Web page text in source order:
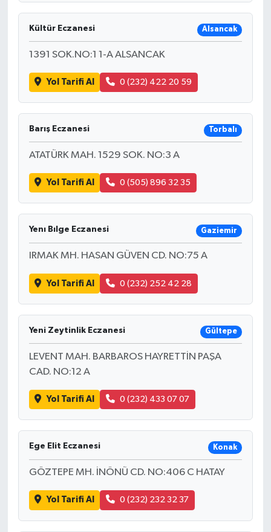
Kültür Eczanesi Alsancak
1391 SOK.NO:1 1-A ALSANCAK
Yol Tarifi Al 0 (232) 422 20 59
Barış Eczanesi Torbalı
ATATÜRK MAH. 1529 SOK. NO:3 A
Yol Tarifi Al 0 (505) 896 32 35
Yenı Bılge Eczanesi Gaziemir
IRMAK MH. HASAN GÜVEN CD. NO:75 A
Yol Tarifi Al 0 (232) 252 42 28
Yeni Zeytinlik Eczanesi Gültepe
LEVENT MAH. BARBAROS HAYRETTİN PAŞA
CAD. NO:12 A
Yol Tarifi Al 0 (232) 433 07 07
Ege Elit Eczanesi Konak
GÖZTEPE MH. İNÖNÜ CD. NO:406 C HATAY
Yol Tarifi Al 0 (232) 232 32 37